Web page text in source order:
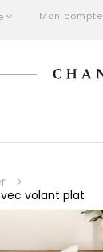
Mon compte
volant plat